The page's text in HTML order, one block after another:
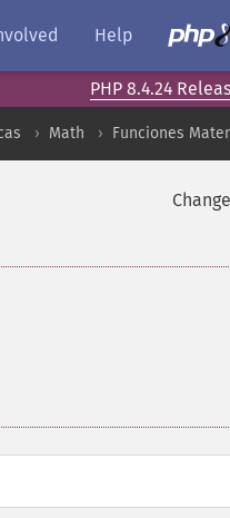
Help
PHP 8.4.24
Math Funciones